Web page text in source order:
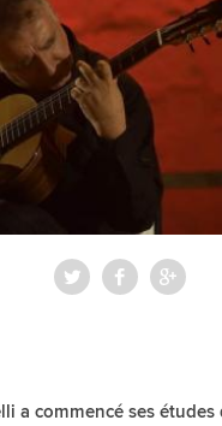
a commencé ses